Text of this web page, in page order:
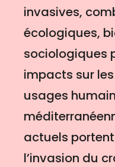
invasives,
écologiques,
sociologiques
impacts sur
usages
actuels
l’invasion du